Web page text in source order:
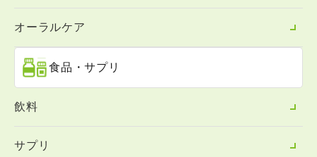
オーラルケア
食品・サプリ
飲料
サプリ